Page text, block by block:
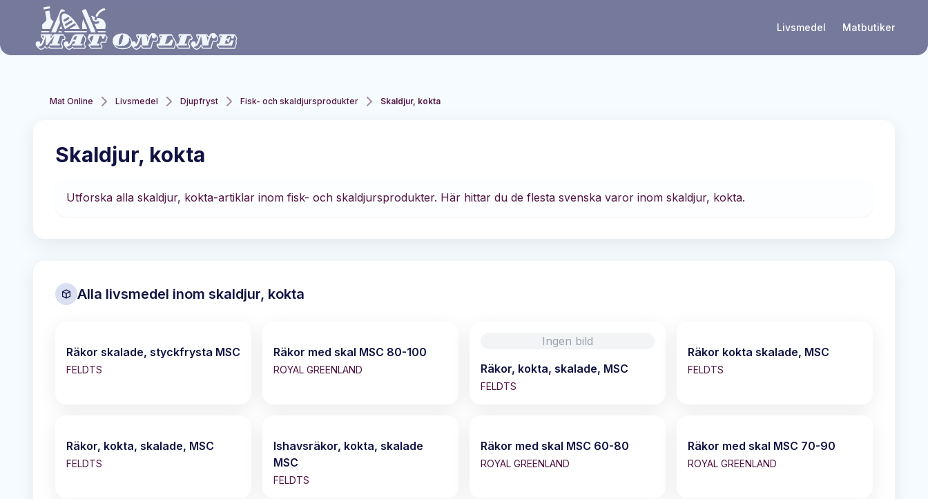
Hoppa till huvudinnehåll
Livsmedel Matbutiker
Mat Online Livsmedel Djupfryst Fisk- och skaldjursprodukter Skaldjur, kokta
Skaldjur, kokta
Utforska alla skaldjur, kokta-artiklar inom fisk- och skaldjursprodukter. Här hittar du de flesta svenska varor inom skaldjur, kokta.
Alla livsmedel inom skaldjur, kokta
Räkor skalade, styckfrysta MSC
FELDTS
Räkor med skal MSC 80-100
ROYAL GREENLAND
Ingen bild
Räkor, kokta, skalade, MSC
FELDTS
Räkor kokta skalade, MSC
FELDTS
Räkor, kokta, skalade, MSC
FELDTS
Ishavsräkor, kokta, skalade
MSC
FELDTS
Räkor med skal MSC 60-80
ROYAL GREENLAND
Räkor med skal MSC 70-90
ROYAL GREENLAND